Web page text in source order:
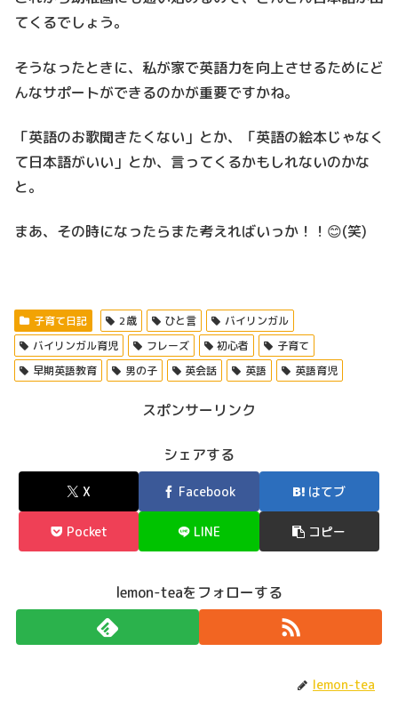
てくるでしょう。
そうなったときに、私が家で英語力を向上させるためにど
んなサポートができるのかが重要ですかね。
「英語のお歌聞きたくない」とか、「英語の絵本じゃなく
て日本語がいい」とか、言ってくるかもしれないのかな
と。
まあ、その時になったらまた考えればいっか！！😊(笑)
子育て日記 2歳 ひと言
バイリンガル
バイリンガル育児
フレーズ 初心者
子育て
早期英語教育
男の子 英会話 英語 英語育児
スポンサーリンク
シェアする
X Facebook はてブ
Pocket LINE コピー
lemon-teaをフォローする
lemon-tea